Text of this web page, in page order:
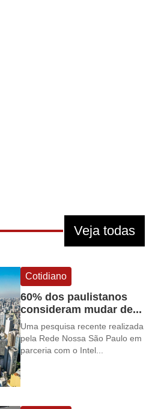
Veja todas
Cotidiano
60% dos paulistanos
consideram mudar de...
Uma pesquisa recente realizada
pela Rede Nossa São Paulo em
parceria com o Intel...